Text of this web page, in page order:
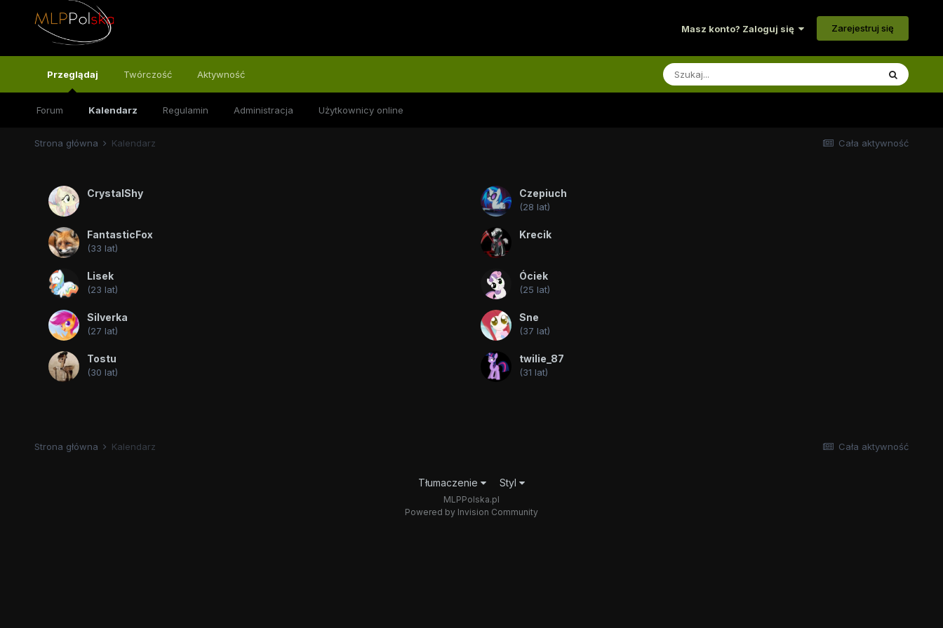
Masz konto? Zaloguj się Zarejestruj się
Przeglądaj
Forum Kalendarz Regulamin Administracja Użytkownicy online
Twórczość Aktywność
Cała aktywność
Strona główna Kalendarz
CrystalShy Czepiuch
(28 lat)
FantasticFox
(33 lat)
Krecik
Lisek
(23 lat)
Óciek
(25 lat)
Silverka
(27 lat)
Sne
(37 lat)
Tostu
(30 lat)
twilie_87
(31 lat)
Cała aktywność
Strona główna Kalendarz
Tłumaczenie Styl
MLPPolska.pl
Powered by Invision Community